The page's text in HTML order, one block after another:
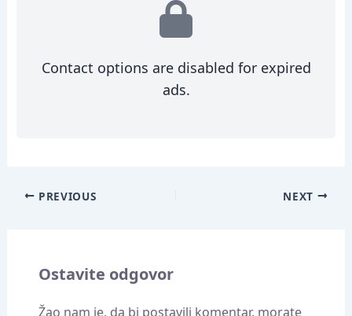
Contact options are disabled for expired
ads.
PREVIOUS NEXT
Ostavite odgovor
Žao nam je, da bi postavili komentar, morate